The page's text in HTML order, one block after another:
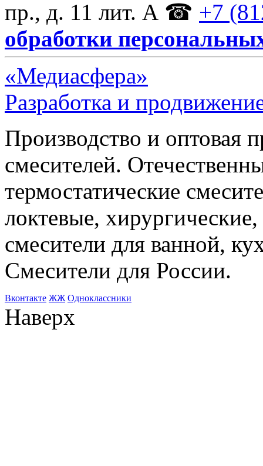
пр., д. 11 лит. А ☎ +7
обработки
«Медиасфера»
Разработка и
Производство и оптовая
смесителей.
термостатические
локтевые,
смесители для ванной,
Смесители для России.
Bконтакте ЖЖ Одноклассники
Наверх